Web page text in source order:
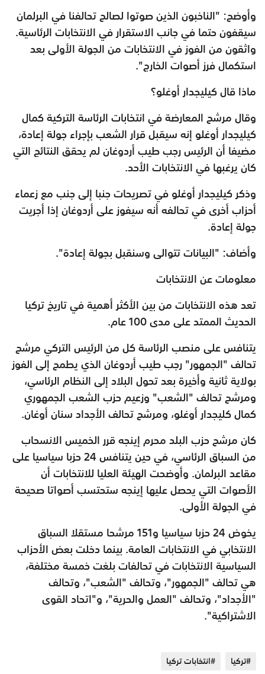
وأوضح: "الناخبون الذين صوتوا لصالح تحالفنا في البرلمان
سيقفون حتما في جانب الاستقرار في الانتخابات الرئاسية.
واثقون من الفوز في الانتخابات من الجولة الأولى بعد
استكمال فرز أصوات الخارج".
ماذا قال كيليجدار أوغلو؟
وقال مرشح المعارضة في انتخابات الرئاسة التركية كمال
كيليجدار أوغلو إنه سيقبل قرار الشعب بإجراء جولة إعادة،
مضيفا أن الرئيس رجب طيب أردوغان لم يحقق النتائج التي
كان يرغبها في الانتخابات الأحد.
وذكر كيليجدار أوغلو في تصريحات جنبا إلى جنب مع زعماء
أحزاب أخرى في تحالفه أنه سيفوز على أردوغان إذا أجريت
جولة إعادة.
وأضاف: "البيانات تتوالى وسنقبل بجولة إعادة".
معلومات عن الانتخابات
تعد هذه الانتخابات من بين الأكثر أهمية في تاريخ تركيا
الحديث الممتد على مدى 100 عام.
يتنافس على منصب الرئاسة كل من الرئيس التركي مرشح
تحالف "الجمهور" رجب طيب أردوغان الذي يطمح إلى الفوز
بولاية ثانية وأخيرة بعد تحول البلاد إلى النظام الرئاسي،
ومرشح تحالف "الشعب" وزعيم حزب الشعب الجمهوري
كمال كليجدار أوغلو، ومرشح تحالف الأجداد سنان أوغان.
كان مرشح حزب البلد محرم إينجه قرر الخميس الانسحاب
من السباق الرئاسي، في حين يتنافس 24 حزبا سياسيا على
مقاعد البرلمان. وأوضحت الهيئة العليا للانتخابات أن
الأصوات التي يحصل عليها إينجه ستحتسب أصواتا صحيحة
في الجولة الأولى.
يخوض 24 حزبا سياسيا و151 مرشحا مستقلا السباق
الانتخابي في الانتخابات العامة. بينما دخلت بعض الأحزاب
السياسية الانتخابات في تحالفات بلغت خمسة مختلفة،
هي تحالف "الجمهور"، وتحالف "الشعب"، وتحالف
"الأجداد"، وتحالف "العمل والحرية"، و"اتحاد القوى
الاشتراكية".
#تركيا #انتخابات تركيا